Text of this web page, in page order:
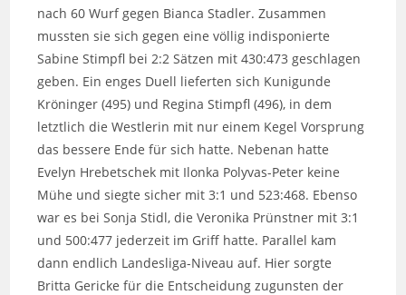
nach 60 Wurf gegen Bianca Stadler. Zusammen
mussten sie sich gegen eine völlig indisponierte
Sabine Stimpfl bei 2:2 Sätzen mit 430:473 geschlagen
geben. Ein enges Duell lieferten sich Kunigunde
Kröninger (495) und Regina Stimpfl (496), in dem
letztlich die Westlerin mit nur einem Kegel Vorsprung
das bessere Ende für sich hatte. Nebenan hatte
Evelyn Hrebetschek mit Ilonka Polyvas-Peter keine
Mühe und siegte sicher mit 3:1 und 523:468. Ebenso
war es bei Sonja Stidl, die Veronika Prünstner mit 3:1
und 500:477 jederzeit im Griff hatte. Parallel kam
dann endlich Landesliga-Niveau auf. Hier sorgte
Britta Gericke für die Entscheidung zugunsten der